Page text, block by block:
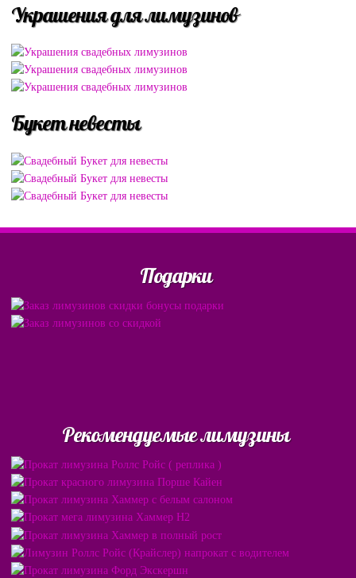
Украшения для лимузинов
Букет невесты
Подарки
Рекомендуемые лимузины